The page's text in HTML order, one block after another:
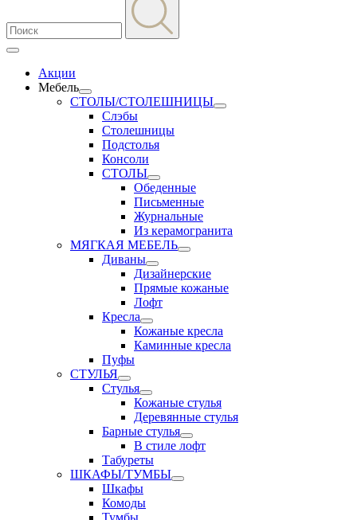
Акции
Мебель
СТОЛЫ/СТОЛЕШНИЦЫ
Слэбы
Столешницы
Подстолья
Консоли
СТОЛЫ
Обеденные
Письменные
Журнальные
Из керамогранита
МЯГКАЯ МЕБЕЛЬ
Диваны
Дизайнерские
Прямые кожаные
Лофт
Кресла
Кожаные кресла
Каминные кресла
Пуфы
СТУЛЬЯ
Стулья
Кожаные стулья
Деревянные стулья
Барные стулья
В стиле лофт
Табуреты
ШКАФЫ/ТУМБЫ
Шкафы
Комоды
Тумбы